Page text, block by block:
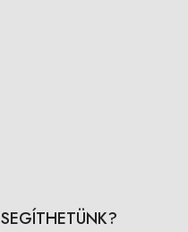
SEGÍTHETÜNK?